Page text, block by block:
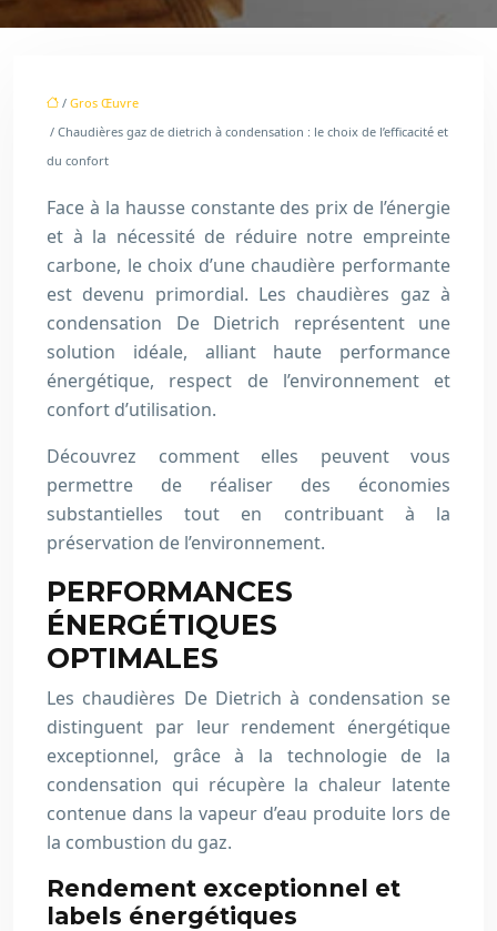
/ Gros Œuvre
/ Chaudières gaz de dietrich à condensation : le choix de l’efficacité et
du confort
Face à la hausse constante des prix de l’énergie
et à la nécessité de réduire notre empreinte
carbone, le choix d’une chaudière performante
est devenu primordial. Les chaudières gaz à
condensation De Dietrich représentent une
solution idéale, alliant haute performance
énergétique, respect de l’environnement et
confort d’utilisation.
Découvrez comment elles peuvent vous
permettre de réaliser des économies
substantielles tout en contribuant à la
préservation de l’environnement.
PERFORMANCES
ÉNERGÉTIQUES
OPTIMALES
Les chaudières De Dietrich à condensation se
distinguent par leur rendement énergétique
exceptionnel, grâce à la technologie de la
condensation qui récupère la chaleur latente
contenue dans la vapeur d’eau produite lors de
la combustion du gaz.
Rendement exceptionnel et
labels énergétiques